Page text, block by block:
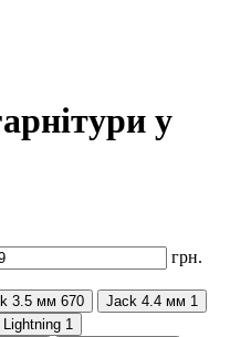
у
грн.
3.5 мм 670 Jack 4.4 мм 1
Lightning 1